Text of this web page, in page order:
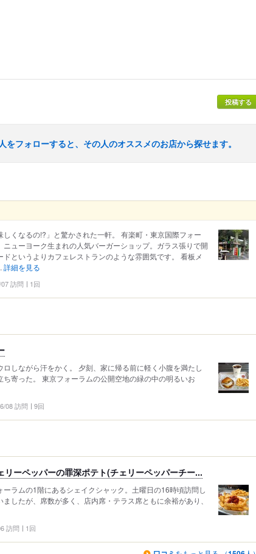
投稿する
をフォローすると、その人のオススメのお店から探せます。
しくなるの!?」と驚かされた一軒。 有楽町・東京国際フォー
ューヨーク生まれの人気バーガーショップ。ガラス張りで開
というよりカフェレストランのような雰囲気です。 看板メ
詳細を見る
訪問 1回
しながら汗をかく。 夕刻、家に帰る前に軽く小腹を満たし
寄った。 東京フォーラムの公開空地の緑の中の明るいお
08 訪問 9回
リーペッパーの罪深ポテト(チェリーペッパーチー...
ラムの1階にあるシェイクシャック。土曜日の16時頃訪問し
したが、席数が多く、店内席・テラス席ともに余裕があり、
訪問 1回